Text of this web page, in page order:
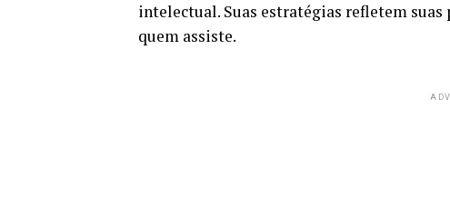
intelectual. Suas estratégias refletem
quem assiste.